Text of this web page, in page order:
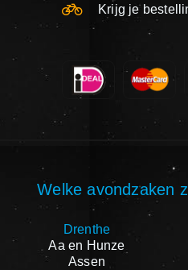
Krijg je
Welke avondzaken
Drenthe
Aa en Hunze
Assen